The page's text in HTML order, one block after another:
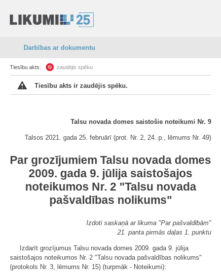
Darbības ar dokumentu
Tiesību akts: zaudējis spēku
Tiesību akts ir zaudējis spēku.
Talsu novada domes saistošie noteikumi Nr. 9
Talsos 2021. gada 25. februārī (prot. Nr. 2, 24. p., lēmums Nr. 49)
Par grozījumiem Talsu novada domes
2009. gada 9. jūlija saistošajos
noteikumos Nr. 2 "Talsu novada
pašvaldības nolikums"
Izdoti saskaņā ar likuma "Par pašvaldībām"
21. panta pirmās daļas 1. punktu
Izdarīt grozījumus Talsu novada domes 2009. gada 9. jūlija
saistošajos noteikumos Nr. 2 "Talsu novada pašvaldības nolikums"
(protokols Nr. 3, lēmums Nr. 15) (turpmāk - Noteikumi):